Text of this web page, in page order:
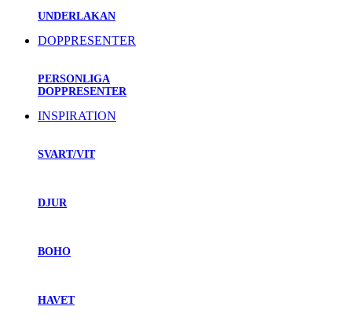
UNDERLAKAN
DOPPRESENTER
PERSONLIGA
DOPPRESENTER
INSPIRATION
SVART/VIT
DJUR
BOHO
HAVET